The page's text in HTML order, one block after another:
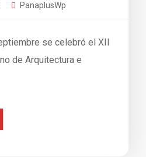
PanaplusWp
se celebró el XII
de Arquitectura e